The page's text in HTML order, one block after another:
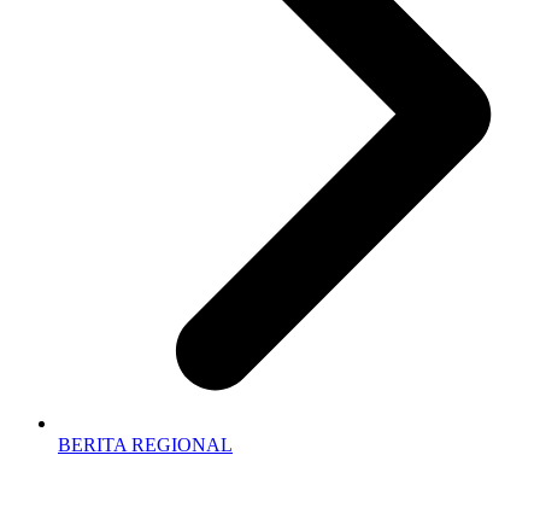
BERITA REGIONAL